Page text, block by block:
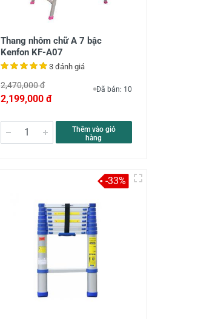
Thang nhôm chữ A 7 bậc
Kenfon KF-A07
3 đánh giá
2,470,000 đ
2,199,000 đ
Đã bán: 10
Thêm vào giỏ
hàng
-33%